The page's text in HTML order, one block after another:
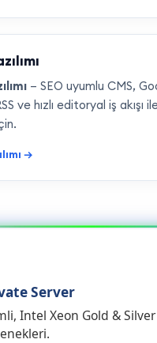
— SEO uyumlu CMS,
ve hızlı editoryal iş akışı
→
Server
Intel Xeon Gold &